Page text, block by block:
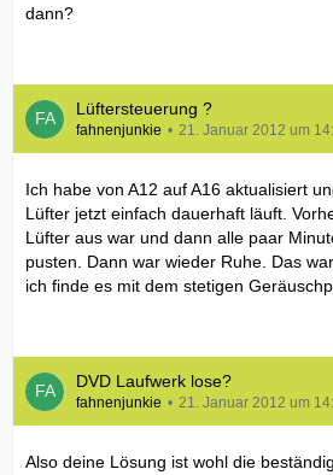
dann?
Lüftersteuerung ?
fahnenjunkie 21. Januar 2012 um
Ich habe von A12 auf A16 aktualisiert
Lüfter jetzt einfach dauerhaft läuft.
Lüfter aus war und dann alle paar
pusten. Dann war wieder Ruhe. Das
ich finde es mit dem stetigen
DVD Laufwerk lose?
fahnenjunkie 21. Januar 2012 um
Also deine Lösung ist wohl die